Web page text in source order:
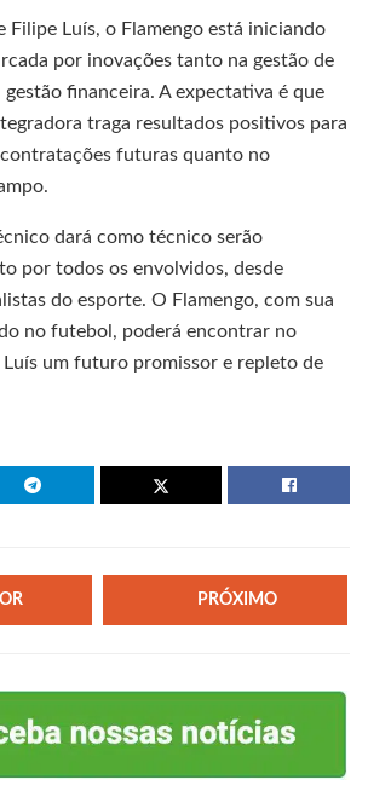
Filipe Luís, o Flamengo está iniciando
por inovações tanto na gestão de
gestão financeira. A expectativa é que
traga resultados positivos para
futuras quanto no
dará como técnico serão
por todos os envolvidos, desde
do esporte. O Flamengo, com sua
no futebol, poderá encontrar no
um futuro promissor e repleto de
PRÓXIMO